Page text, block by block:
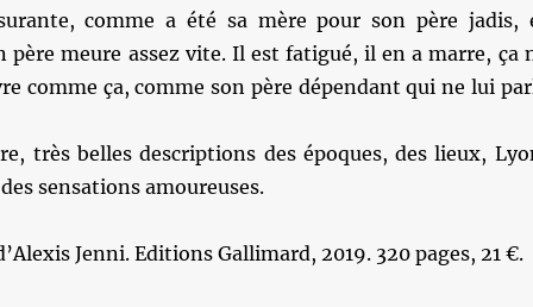
comme a été sa mère pour son père jadis,
père meure assez vite. Il est fatigué, il en a marre, ça
comme ça, comme son père dépendant qui ne lui
très belles descriptions des époques, des lieux,
sensations amoureuses.
Jenni. Editions Gallimard, 2019. 320 pages, 21 €.